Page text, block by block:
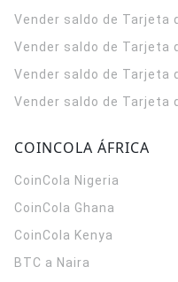
Vender saldo de Tarjeta
Vender saldo de Tarjeta
Vender saldo de Tarjeta
Vender saldo de Tarjeta
COINCOLA ÁFRICA
CoinCola Nigeria
CoinCola Ghana
CoinCola Kenya
BTC a Naira